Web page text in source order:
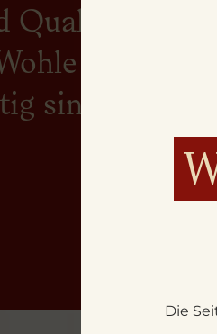
Die
Qualität:
aller für
sind.'"